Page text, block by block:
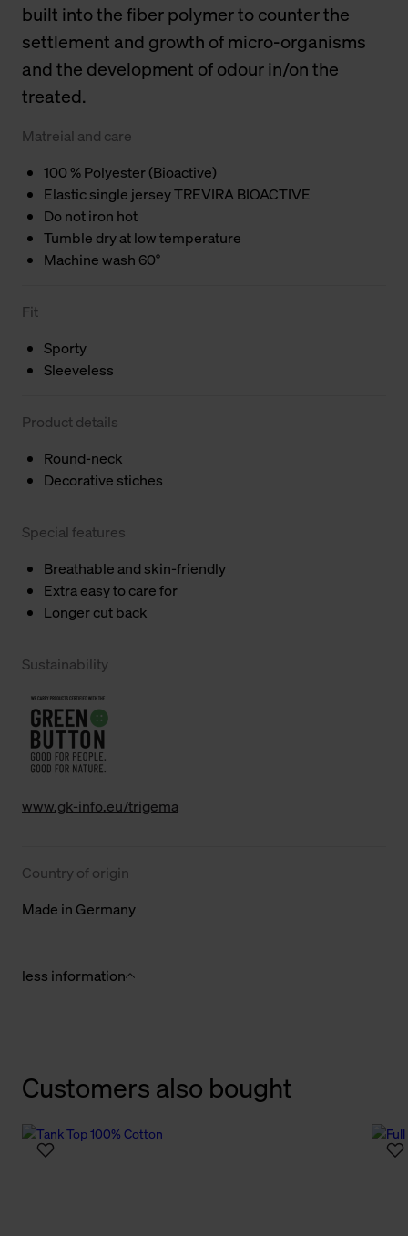
built into the fiber polymer to counter the
settlement and growth of micro-organisms
and the development of odour in/on the
treated.
Matreial and care
100 % Polyester (Bioactive)
Elastic single jersey TREVIRA BIOACTIVE
Do not iron hot
Tumble dry at low temperature
Machine wash 60°
Fit
Sporty
Sleeveless
Product details
Round-neck
Decorative stiches
Special features
Breathable and skin-friendly
Extra easy to care for
Longer cut back
Sustainability
www.gk-info.eu/trigema
Country of origin
Made in Germany
less information
Customers also bought